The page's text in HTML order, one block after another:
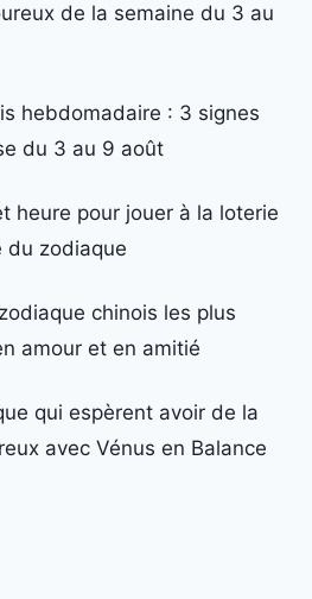
de la semaine du 3 au
hebdomadaire : 3 signes
du 3 au 9 août
heure pour jouer à la loterie
du zodiaque
chinois les plus
amour et en amitié
qui espèrent avoir de la
avec Vénus en Balance